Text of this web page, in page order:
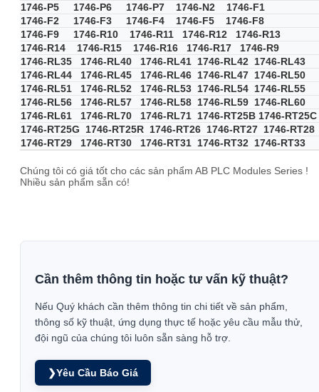
1746-P5 1746-P6 1746-P7 1746-N2 1746-F1
1746-F2 1746-F3 1746-F4 1746-F5 1746-F8
1746-F9 1746-R10 1746-R11 1746-R12 1746-R13
1746-R14 1746-R15 1746-R16 1746-R17 1746-R9
1746-RL35 1746-RL40 1746-RL41 1746-RL42 1746-RL43
1746-RL44 1746-RL45 1746-RL46 1746-RL47 1746-RL50
1746-RL51 1746-RL52 1746-RL53 1746-RL54 1746-RL55
1746-RL56 1746-RL57 1746-RL58 1746-RL59 1746-RL60
1746-RL61 1746-RL70 1746-RL71 1746-RT25B 1746-RT25C
1746-RT25G 1746-RT25R 1746-RT26 1746-RT27 1746-RT28
1746-RT29 1746-RT30 1746-RT31 1746-RT32 1746-RT33
Chúng tôi có giá tốt cho các sản phẩm AB PLC Modules Series !
Nhiều sản phẩm sẵn có!
Cần thêm thông tin hoặc tư vấn kỹ thuật?
Nếu Quý khách cần thêm thông tin chi tiết về sản phẩm,
thông số kỹ thuật, ứng dụng thực tế hoặc yêu cầu mẫu thử,
đội ngũ của chúng tôi luôn sẵn sàng hỗ trợ.
❯Yêu Cầu Báo Giá